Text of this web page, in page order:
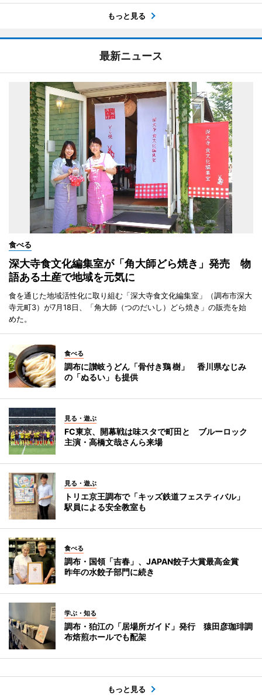
もっと見る
最新ニュース
食べる
深大寺食文化編集室が「角大師どら焼き」発売 物
語ある土産で地域を元気に
食を通じた地域活性化に取り組む「深大寺食文化編集室」（調布市深大
寺元町3）が7月18日、「角大師（つのだいし）どら焼き」の販売を始
めた。
食べる
調布に讃岐うどん「骨付き鶏 樹」 香川県なじみ
の「ぬるい」も提供
見る・遊ぶ
FC東京、開幕戦は味スタで町田と ブルーロック
主演・高橋文哉さんら来場
見る・遊ぶ
トリエ京王調布で「キッズ鉄道フェスティバル」
駅員による安全教室も
食べる
調布・国領「吉春」、JAPAN餃子大賞最高金賞
昨年の水餃子部門に続き
学ぶ・知る
調布・狛江の「居場所ガイド」発行 猿田彦珈琲調
布焙煎ホールでも配架
もっと見る